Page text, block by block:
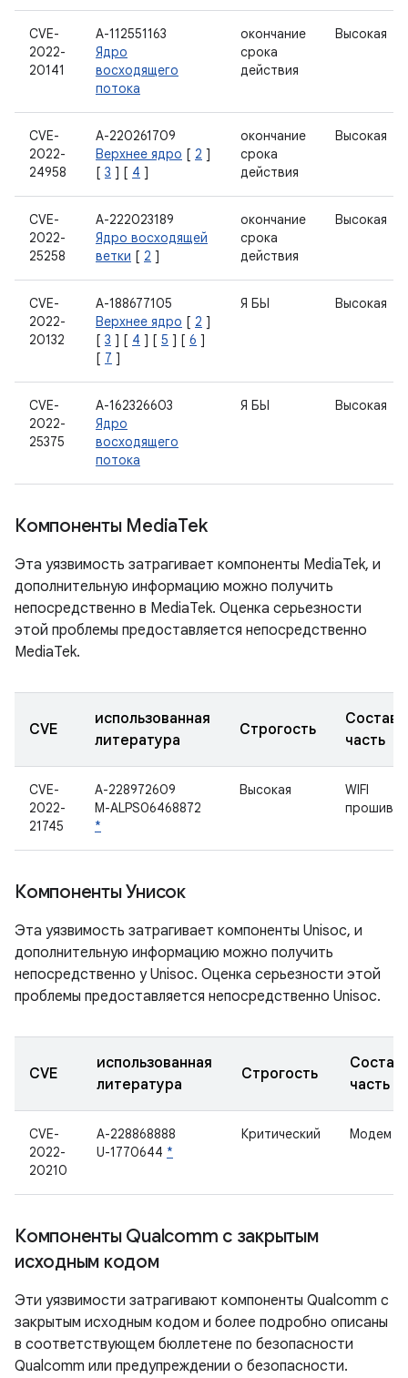
CVE-
2022-
20141
А-112551163
Ядро
восходящего
потока
окончание
срока
действия
Высокая
CVE-
2022-
24958
А-220261709
Верхнее ядро ​​[ 2 ]
[ 3 ] [ 4 ]
окончание
срока
действия
Высокая
CVE-
2022-
25258
А-222023189
Ядро восходящей
ветки [ 2 ]
окончание
срока
действия
Высокая
CVE-
2022-
20132
А-188677105
Верхнее ядро ​​[ 2 ]
[ 3 ] [ 4 ] [ 5 ] [ 6 ]
[ 7 ]
Я БЫ Высокая
CVE-
2022-
25375
А-162326603
Ядро
восходящего
потока
Я БЫ Высокая
Компоненты MediaTek
Эта уязвимость затрагивает компоненты MediaTek, и
дополнительную информацию можно получить
непосредственно в MediaTek. Оценка серьезности
этой проблемы предоставляется непосредственно
MediaTek.
CVE
использованная
литература
Строгость
часть
CVE-
2022-
21745
А-228972609
M-ALPS06468872
*
Высокая
WIFI
прошивка
Компоненты Унисок
Эта уязвимость затрагивает компоненты Unisoc, и
дополнительную информацию можно получить
непосредственно у Unisoc. Оценка серьезности этой
проблемы предоставляется непосредственно Unisoc.
CVE
использованная
литература
Строгость
часть
CVE-
2022-
20210
А-228868888
U-1770644 *
Критический Модем
Компоненты Qualcomm с закрытым
исходным кодом
Эти уязвимости затрагивают компоненты Qualcomm с
закрытым исходным кодом и более подробно описаны
в соответствующем бюллетене по безопасности
Qualcomm или предупреждении о безопасности.